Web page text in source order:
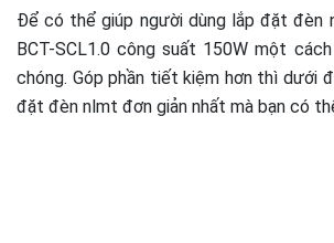
Để có thể giúp người dùng lắp đặt đèn
BCT-SCL1.0 công suất 150W một
chóng. Góp phần tiết kiệm hơn thì dưới
đặt đèn nlmt đơn giản nhất mà bạn có